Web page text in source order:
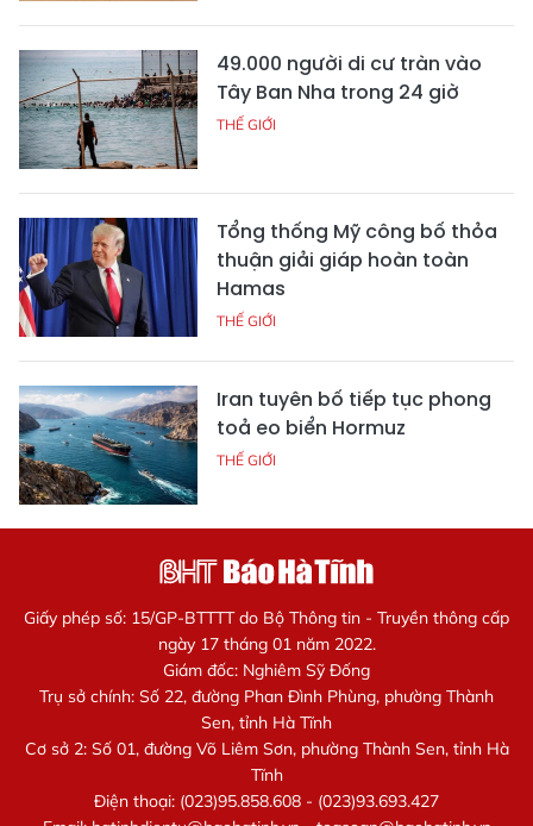
49.000 người di cư tràn vào
Tây Ban Nha trong 24 giờ
THẾ GIỚI
Tổng thống Mỹ công bố thỏa
thuận giải giáp hoàn toàn
Hamas
THẾ GIỚI
Iran tuyên bố tiếp tục phong
toả eo biển Hormuz
THẾ GIỚI
Giấy phép số: 15/GP-BTTTT do Bộ Thông tin - Truyền thông cấp
ngày 17 tháng 01 năm 2022.
Giám đốc: Nghiêm Sỹ Đống
Trụ sở chính: Số 22, đường Phan Đình Phùng, phường Thành
Sen, tỉnh Hà Tĩnh
Cơ sở 2: Số 01, đường Võ Liêm Sơn, phường Thành Sen, tỉnh Hà
Tĩnh
Điện thoại: (023)95.858.608 - (023)93.693.427